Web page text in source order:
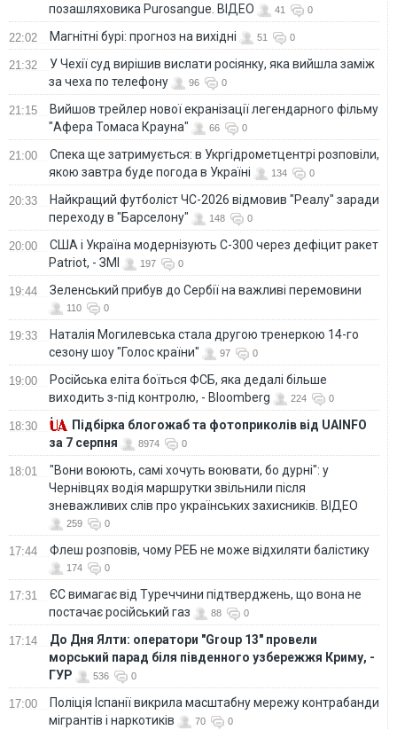
позашляховика Purosangue. ВІДЕО
41 0
22:02 Магнітні бурі: прогноз на вихідні 51 0
21:32
У Чехії суд вирішив вислати росіянку, яка вийшла заміж
за чеха по телефону
96 0
21:15
Вийшов трейлер нової екранізації легендарного фільму
"Афера Томаса Крауна"
66 0
21:00
Спека ще затримується: в Укргідрометцентрі розповіли,
якою завтра буде погода в Україні
134 0
20:33
Найкращий футболіст ЧС-2026 відмовив "Реалу" заради
переходу в "Барселону"
148 0
20:00
США і Україна модернізують С-300 через дефіцит ракет
Patriot, - ЗМІ
197 0
19:44 Зеленський прибув до Сербії на важливі перемовини
110 0
19:33
Наталія Могилевська стала другою тренеркою 14-го
сезону шоу "Голос країни"
97 0
19:00
Російська еліта боїться ФСБ, яка дедалі більше
виходить з-під контролю, - Bloomberg
224 0
18:30
Підбірка блогожаб та фотоприколів від UAINFO
за 7 серпня
8974 0
18:01
"Вони воюють, самі хочуть воювати, бо дурні": у
Чернівцях водія маршрутки звільнили після
зневажливих слів про українських захисників. ВІДЕО
259 0
17:44 Флеш розповів, чому РЕБ не може відхиляти балістику
174 0
17:31
ЄС вимагає від Туреччини підтверджень, що вона не
постачає російський газ
88 0
17:14
До Дня Ялти: оператори "Group 13" провели
морський парад біля південного узбережжя Криму, -
ГУР
536 0
17:00
Поліція Іспанії викрила масштабну мережу контрабанди
мігрантів і наркотиків
70 0